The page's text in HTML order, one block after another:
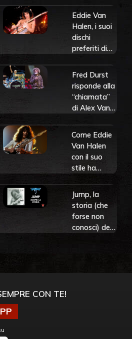
cui ho perso
il controllo”
realizzata
per i
Mondiali di
Calcio 2026.
Ascoltala
Eddie Van
Halen, i suoi
dischi
preferiti di
secondo il
figlio
Wolfgang
Fred Durst
risponde alla
“chiamata”
di Alex Van
completare
l’album con
gli ultimi
lavori di
Eddie: “Ci
sono!
Andiamo”
Come Eddie
Van Halen
con il suo
stile ha
per sempre
la chitarra e
il rock
Jump, la
storia (che
forse non
conosci) del
CON TE!